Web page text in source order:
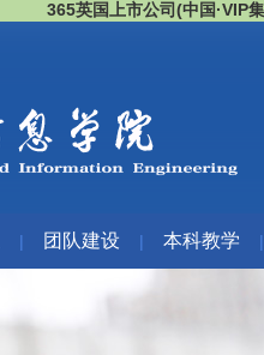
365英国上市公司(中国
| 团队建设 | 本科教学 |